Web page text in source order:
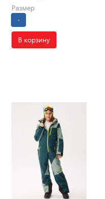
Размер
-
В корзину